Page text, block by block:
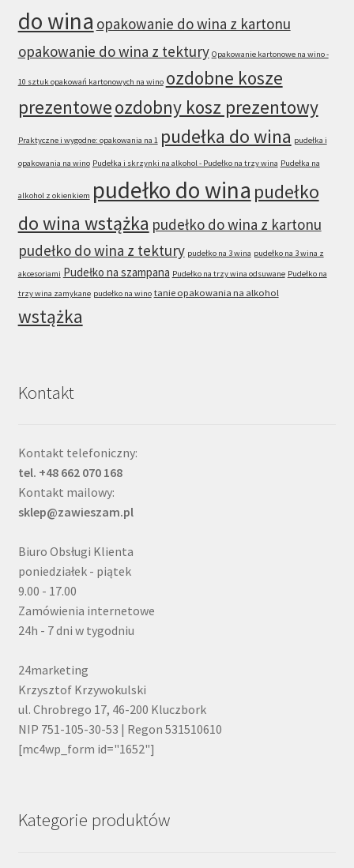
do wina opakowanie do wina z kartonu
opakowanie do wina z tektury Opakowanie kartonowe na wino -
10 sztuk opakowań kartonowych na wino ozdobne kosze
prezentoweozdobny kosz prezentowy
Praktyczne i wygodne: opakowania na 1 pudełka do wina pudełka i
opakowania na wino Pudełka i skrzynki na alkohol - Pudełko na trzy wina Pudełka na
alkohol z okienkiem pudełko do wina pudełko
do wina wstążka pudełko do wina z kartonu
pudełko do wina z tektury pudełko na 3 wina pudełko na 3 wina z
akcesoriami Pudełko na szampana Pudełko na trzy wina odsuwane Pudełko na
trzy wina zamykane pudełko na wino tanie opakowania na alkohol
wstążka
Kontakt
Kontakt telefoniczny:
tel. +48 662 070 168
Kontakt mailowy:
sklep@zawieszam.pl
Biuro Obsługi Klienta
poniedziałek - piątek
9.00 - 17.00
Zamówienia internetowe
24h - 7 dni w tygodniu
24marketing
Krzysztof Krzywokulski
ul. Chrobrego 17, 46-200 Kluczbork
NIP 751-105-30-53 | Regon 531510610
[mc4wp_form id="1652"]
Kategorie produktów